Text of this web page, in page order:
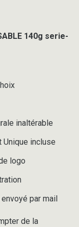
140g serie-
inaltérable
Unique incluse
logo
par mail
de la